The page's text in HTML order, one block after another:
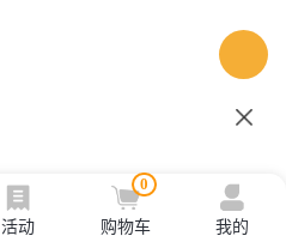
活动
0
购物车 我的